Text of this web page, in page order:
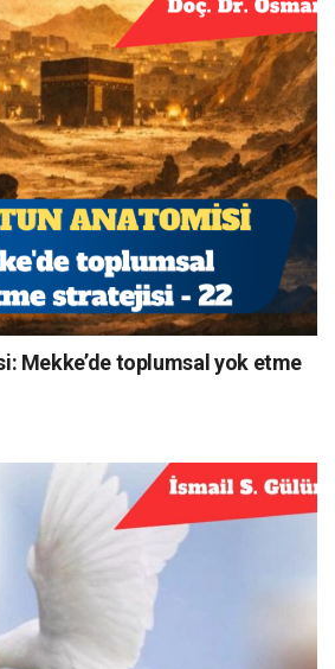
Mekke’de toplumsal yok etme